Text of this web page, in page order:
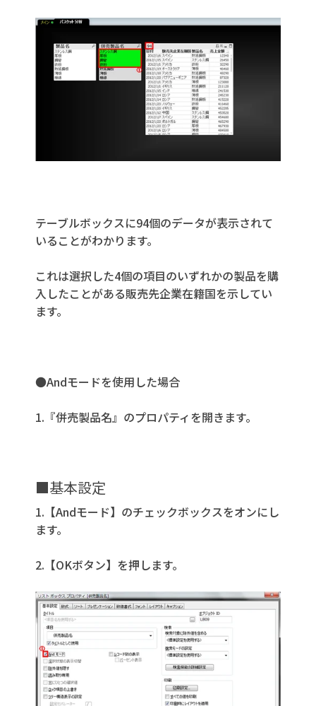
テーブルボックスに94個のデータが表示されて
いることがわかります。
これは選択した4個の項目のいずれかの製品を購
入したことがある販売先企業在籍国を示してい
ます。
●Andモードを使用した場合
1.『併売製品名』のプロパティを開きます。
■基本設定
1.【Andモード】のチェックボックスをオンにし
ます。
2.【OKボタン】を押します。